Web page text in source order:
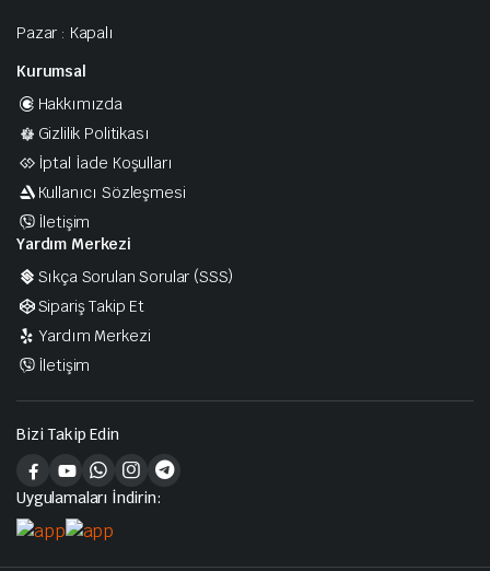
Pazar : Kapalı
Kurumsal
Hakkımızda
Gizlilik Politikası
İptal İade Koşulları
Kullanıcı Sözleşmesi
İletişim
Yardım Merkezi
Sıkça Sorulan Sorular (SSS)
Sipariş Takip Et
Yardım Merkezi
İletişim
Bizi Takip Edin
Uygulamaları İndirin: